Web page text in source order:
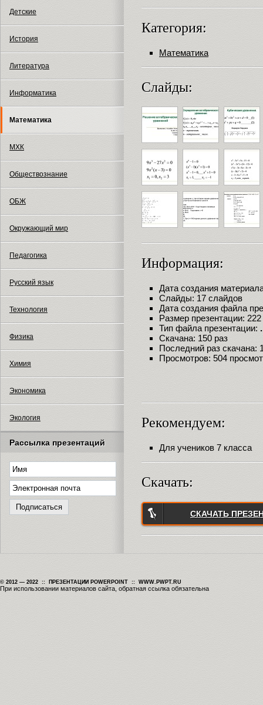
Детские
История
Литература
Информатика
Математика
МХК
Обществознание
ОБЖ
Окружающий мир
Педагогика
Русский язык
Технология
Физика
Химия
Экономика
Экология
Рассылка презентаций
Категория:
Математика
Слайды:
Информация:
Дата создания
Слайды: 17 слайдов
Дата создания файла
Размер презентации:
Тип файла презентации:
Скачана: 150 раз
Последний раз скачана:
Просмотров: 504
Рекомендуем:
Для учеников 7 класса
Скачать:
СКАЧАТЬ
© 2012 — 2022 :: ПРЕЗЕНТАЦИИ POWERPOINT :: WWW.PWPT.RU
При использовании материалов сайта, обратная ссылка обязательна